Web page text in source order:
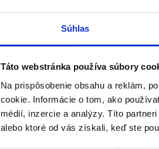
Súhlas
Táto webstránka používa súbory
Na prispôsobenie obsahu a reklám,
cookie. Informácie o tom, ako
médií, inzercie a analýzy. Títo
alebo ktoré od vás získali, keď ste